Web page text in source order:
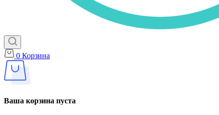
0 Корзина
Ваша корзина пуста